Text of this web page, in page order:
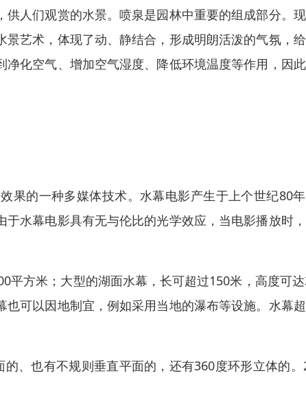
人们观赏的水景。喷泉是园林中重要的组成部分。
艺术，体现了动、静结合，形成明朗活泼的气氛，
化空气、增加空气湿度、降低环境温度等作用，因
果的一种多媒体技术。水幕电影产生于上个世纪80
水幕电影具有无与伦比的光学效应，当电影播放时
平方米；大型的湖面水幕，长可超过150米，高度可
可以因地制宜，例如采用当地的瀑布等设施。水幕
、也有不规则垂直平面的，还有360度环形立体的